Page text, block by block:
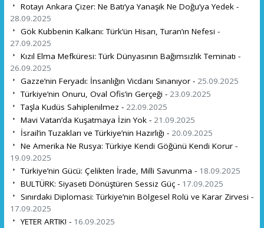
Rotayı Ankara Çizer: Ne Batı’ya Yanaşık Ne Doğu’ya Yedek -
28.09.2025
Gök Kubbenin Kalkanı: Türk’ün Hisarı, Turan’ın Nefesi -
27.09.2025
Kızıl Elma Mefküresi: Türk Dünyasının Bağımsızlık Teminatı -
26.09.2025
Gazze’nin Feryadı: İnsanlığın Vicdanı Sınanıyor - 25.09.2025
Türkiye’nin Onuru, Oval Ofis’in Gerçeği - 23.09.2025
Taşla Kudüs Sahiplenilmez - 22.09.2025
Mavi Vatan’da Kuşatmaya İzin Yok - 21.09.2025
İsrail’in Tuzakları ve Türkiye’nin Hazırlığı - 20.09.2025
Ne Amerika Ne Rusya: Türkiye Kendi Göğünü Kendi Korur -
19.09.2025
Türkiye’nin Gücü: Çelikten İrade, Milli Savunma - 18.09.2025
BULTÜRK: Siyaseti Dönüştüren Sessiz Güç - 17.09.2025
Sınırdaki Diplomasi: Türkiye’nin Bölgesel Rolü ve Karar Zirvesi -
17.09.2025
YETER ARTIK! - 16.09.2025